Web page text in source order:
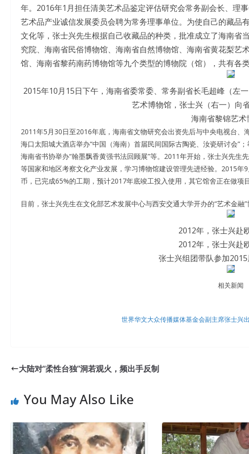
年。2016年1月担任清美艺术品鉴定评估研究会常务副会长、理
艺术品产业诚信发展委员会聘为常务理事单位。为使自己的藏品
文化等，张士兴先生根据自己收藏品的种类，批准成立了海南省
究院、海南省民俗博物馆、海南省自然博物馆、海南省黄花梨艺
馆、海南省黎药南药博物馆等九个类型的博物院（馆），共有各类
2015年10月15日下午，海南省委常委、常务副省长毛超峰（左
艺术博物馆，张士兴（右一）向
海南省黎锦艺术
2011年5月30日至2016年底，海南省文物研究会出资先后与中央电视台
海口太阳城大酒店举办“中国（海南）首届民间国际古陶瓷、汝瓷研讨会”
海南省书协举办“翰墨飘香黄强书法回顾展”等。2011年开始，张士兴先
等国家和地区考察文化产业发展，学习博物馆建设管理先进经验。2015
币，已完成65%的工期，预计2017年底竣工投入使用，其它馆舍正在做项
目前，张士兴先生在文化部艺术发展中心与西安交通大学开办的“艺术金融”
2012年，张士兴赴
2012年，张士兴赴
张士兴组团带队参加
相关新闻
世界华文大众传播媒体基金会副主席张士兴
大陆对“柔性台独”洞若观火，频出手反制
You May Also Like